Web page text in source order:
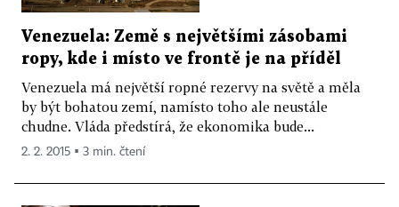
Venezuela: Země s největšími zásobami
ropy, kde i místo ve frontě je na příděl
Venezuela má největší ropné rezervy na světě a měla
by být bohatou zemí, namísto toho ale neustále
chudne. Vláda předstírá, že ekonomika bude...
2. 2. 2015 ▪ 3 min. čtení